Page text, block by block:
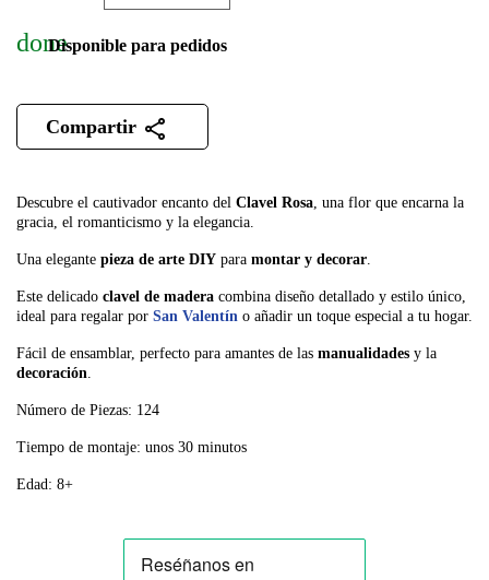
Descubre el cautivador encanto del Clavel Rosa, una flor que encarna la
gracia, el romanticismo y la elegancia.
Una elegante pieza de arte DIY para montar y decorar.
Este delicado clavel de madera combina diseño detallado y estilo único,
ideal para regalar por San Valentín o añadir un toque especial a tu hogar.
Fácil de ensamblar, perfecto para amantes de las manualidades y la
decoración.
Número de Piezas: 124
Tiempo de montaje: unos 30 minutos
Edad: 8+
doneDisponible para pedidos
Compartir